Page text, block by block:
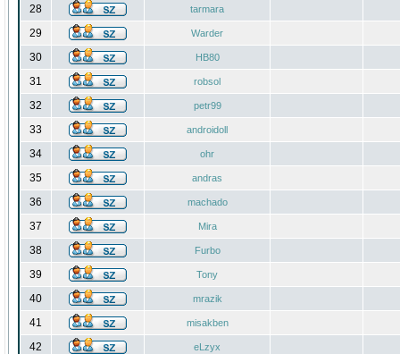
28 tarmara
29 Warder
30 HB80
31 robsol
32 petr99
33 androidoll
34 ohr
35 andras
36 machado
37 Mira
38 Furbo
39 Tony
40 mrazik
41 misakben
42 eLzyx